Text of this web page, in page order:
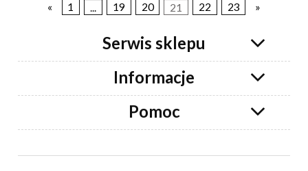
« 1 19 20 21 22 23 »
Serwis sklepu
Informacje
Pomoc